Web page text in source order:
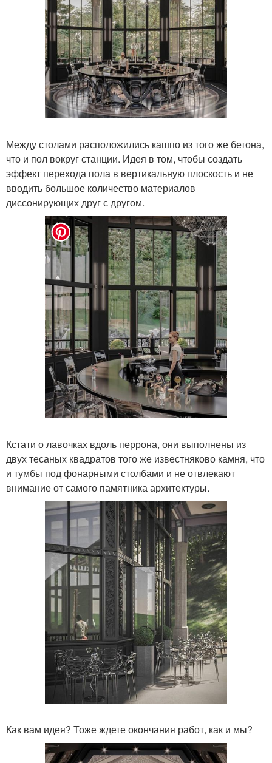
Между столами расположились кашпо из того же бетона,
что и пол вокруг станции. Идея в том, чтобы создать
эффект перехода пола в вертикальную плоскость и не
вводить большое количество материалов
диссонирующих друг с другом.
Кстати о лавочках вдоль перрона, они выполнены из
двух тесаных квадратов того же известняково камня, что
и тумбы под фонарными столбами и не отвлекают
внимание от самого памятника архитектуры.
Как вам идея? Тоже ждете окончания работ, как и мы?